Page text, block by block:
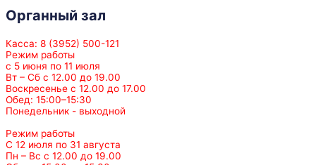
Органный зал
Касса: 8 (3952) 500-121
Режим работы
с 5 июня по 11 июля
Вт – Сб с 12.00 до 19.00
Воскресенье с 12.00 до 17.00
Обед: 15:00–15:30
Понедельник - выходной
Режим работы
С 12 июля по 31 августа
Пн – Вс с 12.00 до 19.00